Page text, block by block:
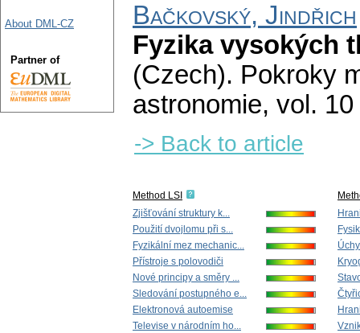
Bačkovský, Jindřich
Fyzika vysokých
(Czech). Pokroky
astronomie, vol.
-> Back to article
Method LSI
Zjišťování struktury k...
Použití dvojlomu při s...
Fyzikální mez mechanic...
Přístroje s polovodiči
Nové principy a směry ...
Sledování postupného e...
Elektronová autoemise
Televise v národním ho...
About DML-CZ
Partner of